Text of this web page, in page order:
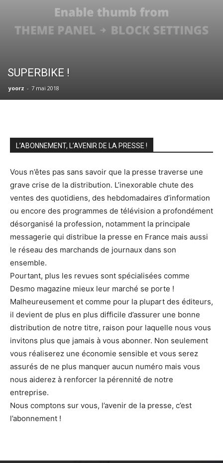
SUPERBIKE !
yoorz - 7 mai 2018
L’ABONNEMENT, L’AVENIR DE LA PRESSE !
Vous n’êtes pas sans savoir que la presse traverse une
grave crise de la distribution. L’inexorable chute des
ventes des quotidiens, des hebdomadaires d’information
ou encore des programmes de télévision a profondément
désorganisé la profession, notamment la principale
messagerie qui distribue la presse en France mais aussi
le réseau des marchands de journaux dans son
ensemble.
Pourtant, plus les revues sont spécialisées comme
Desmo magazine mieux leur marché se porte !
Malheureusement et comme pour la plupart des éditeurs,
il devient de plus en plus difficile d’assurer une bonne
distribution de notre titre, raison pour laquelle nous vous
invitons plus que jamais à vous abonner. Non seulement
vous réaliserez une économie sensible et vous serez
assurés de ne plus manquer aucun numéro mais vous
nous aiderez à renforcer la pérennité de notre
entreprise.
Nous comptons sur vous, l’avenir de la presse, c’est
l’abonnement !